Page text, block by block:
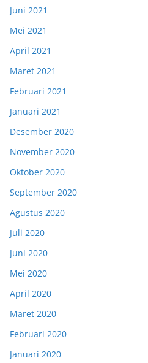
Juni 2021
Mei 2021
April 2021
Maret 2021
Februari 2021
Januari 2021
Desember 2020
November 2020
Oktober 2020
September 2020
Agustus 2020
Juli 2020
Juni 2020
Mei 2020
April 2020
Maret 2020
Februari 2020
Januari 2020